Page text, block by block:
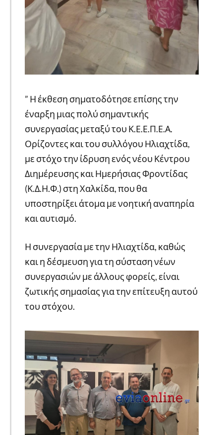
” Η έκθεση σηματοδότησε επίσης την
έναρξη μιας πολύ σημαντικής
συνεργασίας μεταξύ του Κ.Ε.Ε.Π.Ε.Α.
Ορίζοντες και του συλλόγου Ηλιαχτίδα,
με στόχο την ίδρυση ενός νέου Κέντρου
Διημέρευσης και Ημερήσιας Φροντίδας
(Κ.Δ.Η.Φ.) στη Χαλκίδα, που θα
υποστηρίξει άτομα με νοητική αναπηρία
και αυτισμό.
Η συνεργασία με την Ηλιαχτίδα, καθώς
και η δέσμευση για τη σύσταση νέων
συνεργασιών με άλλους φορείς, είναι
ζωτικής σημασίας για την επίτευξη αυτού
του στόχου.